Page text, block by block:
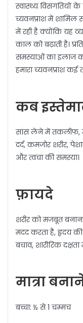
स्वास्थ्य विसंगतियों
च्यवनप्राश में शामिल
में रही है क्योंकि यह
काल को बढ़ाती है।
समस्याओं का इलाज
हमारा च्यवनप्राश कई
कब
सांस लेने में तकलीफ,
दर्द, कमजोर शरीर,
और त्वचा की समस्या।
फ़ायदे
शरीर को मजबूत
मदद करता है, हृदय की
बचाव, शारीरिक
मात्रा
बच्चा: ½ से 1 चम्मच